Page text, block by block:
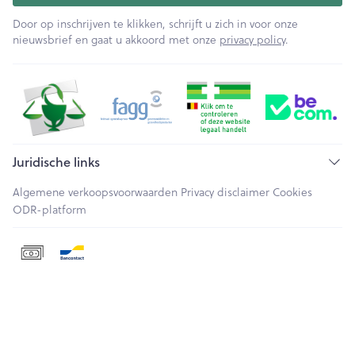
Door op inschrijven te klikken, schrijft u zich in voor onze
nieuwsbrief en gaat u akkoord met onze privacy policy.
Juridische links
Algemene verkoopsvoorwaarden Privacy disclaimer Cookies
ODR-platform